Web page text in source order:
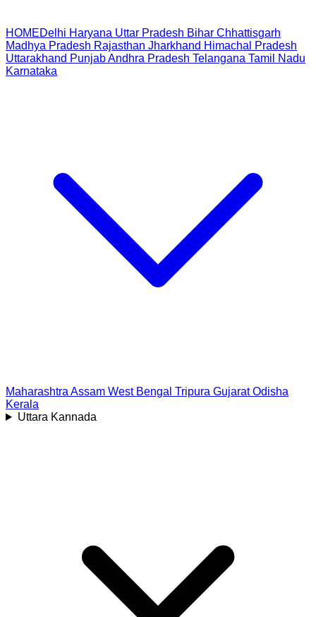
HOMEDelhi Haryana Uttar Pradesh Bihar Chhattisgarh
Madhya Pradesh Rajasthan Jharkhand Himachal Pradesh
Uttarakhand PunjabAndhra Pradesh Telangana Tamil Nadu
Karnataka
Maharashtra Assam West Bengal Tripura Gujarat Odisha
Kerala
Uttara Kannada